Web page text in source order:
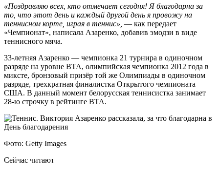
«Поздравляю всех, кто отмечает сегодня! Я благодарна за
то, что этот день и каждый другой день я провожу на
теннисном корте, играя в теннис», — как передает
«Чемпионат», написала Азаренко, добавив эмодзи в виде
теннисного мяча.
33-летняя Азаренко — чемпионка 21 турнира в одиночном
разряде на уровне ВТА, олимпийская чемпионка 2012 года в
миксте, бронзовый призёр той же Олимпиады в одиночном
разряде, трехкратная финалистка Открытого чемпионата
США. В данный момент белорусская теннисистка занимает
28-ю строчку в рейтинге ВТА.
Фото: Getty Images
Сейчас читают